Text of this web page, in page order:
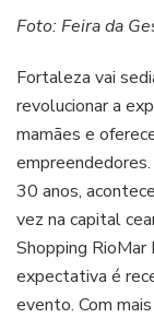
Foto: Feira da
Fortaleza vai
revolucionar a
mamães e
30 anos,
vez na capital
Shopping
expectativa é
evento. Com